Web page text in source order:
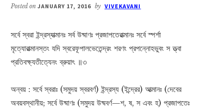
Posted onJANUARY 17, 2016 by VIVEKAVANI
সর্বে স্বরা ইন্দ্রস্যাত্মানঃ সর্ব উষ্মাণঃ প্রজাপতেরাত্মানঃ সর্বে স্পর্শা
মৃত্যোরাত্মানস্তং যদি স্বরেফূপালভেতেন্দ্রং শরণং প্রপন্নোহভুবং স ত্ত্বা
প্রতিবক্ষ্যতীত্যেনং ব্রুয়াৎ ॥৩
অন্বয় : সর্বে স্বরাঃ (সমুদয় স্বরবর্ণ) ইন্দ্রস্য (ইন্দ্রের) আত্মানঃ (দেবের
অবয়বস্থানীয়; সর্বে উষ্মাণঃ (সমুদয় উষ্মবর্ণ—শ, ষ, স এবং হ) প্রজাপতেঃ